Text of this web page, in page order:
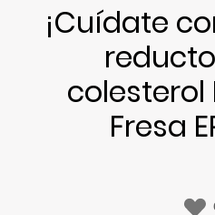
¡Cuídate
colesterol
Fresa